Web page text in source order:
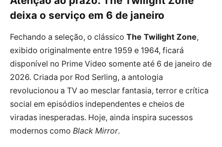
deixa o serviço em 6 de janeiro
Fechando a seleção, o clássico The Twilight Zone,
exibido originalmente entre 1959 e 1964, ficará
disponível no Prime Video somente até 6 de janeiro de
2026. Criada por Rod Serling, a antologia
revolucionou a TV ao mesclar fantasia, terror e crítica
social em episódios independentes e cheios de
viradas inesperadas. Hoje, ainda inspira sucessos
modernos como Black Mirror.